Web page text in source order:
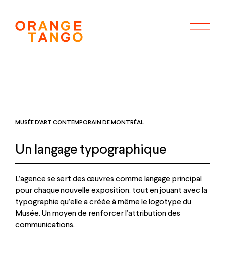
MUSÉE D'ART CONTEMPORAIN DE MONTRÉAL
Un langage typographique
L’agence se sert des œuvres comme langage principal
pour chaque nouvelle exposition, tout en jouant avec la
typographie qu’elle a créée à même le logotype du
Musée. Un moyen de renforcer l’attribution des
communications.